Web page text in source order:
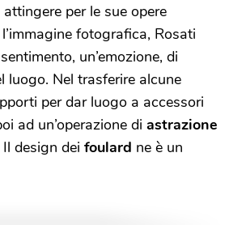
per le sue opere
fotografica, Rosati
un’emozione, di
luogo. Nel trasferire alcune
per dar luogo a accessori
ad un’operazione di astrazione
design dei foulard ne è un